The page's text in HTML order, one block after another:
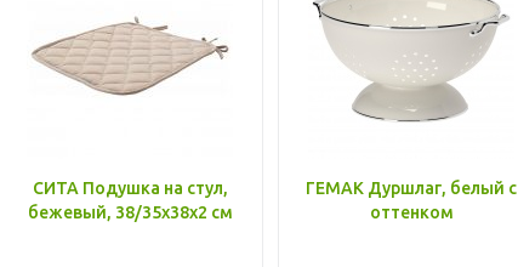
СИТА Подушка на стул,
бежевый, 38/35x38x2 см
ГЕМАК Дуршлаг, белый с
оттенком